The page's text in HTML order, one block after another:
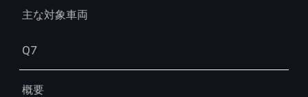
主な対象車両
Q7
概要